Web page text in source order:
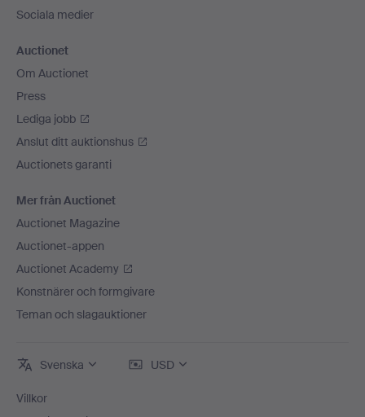
Sociala medier
Auctionet
Om Auctionet
Press
Lediga jobb
Anslut ditt auktionshus
Auctionets garanti
Mer från Auctionet
Auctionet Magazine
Auctionet-appen
Auctionet Academy
Konstnärer och formgivare
Teman och slagauktioner
Svenska USD
Villkor